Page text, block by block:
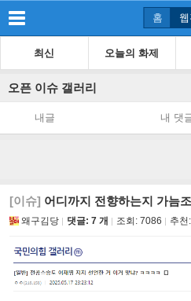
홈 웹
최신 오늘의 화제
오픈 이슈 갤러리
내글 내 댓
[이슈] 어디까지 전향하는지 가늠
왜구김당 댓글: 7 개 조회: 7086 추천: